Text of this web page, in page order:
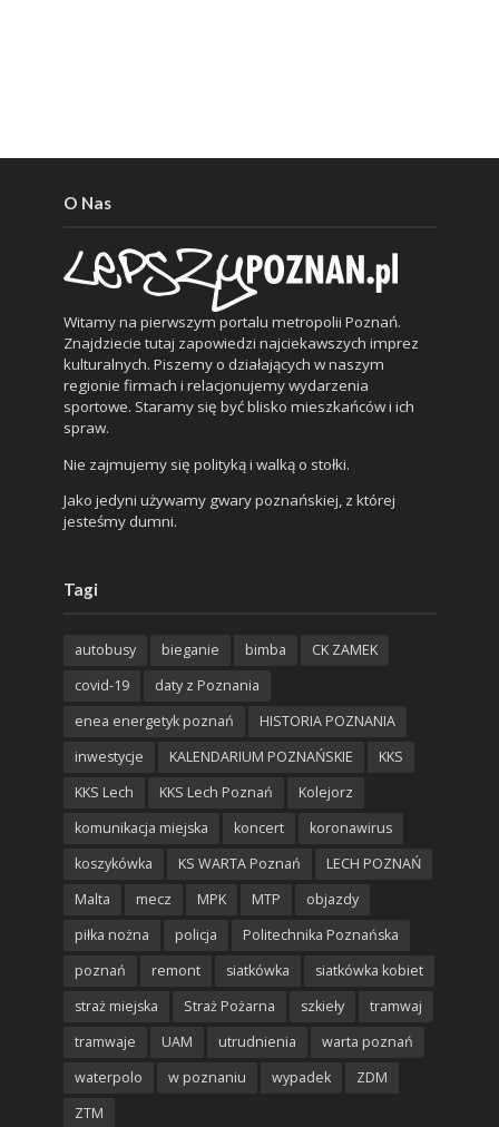
O Nas
Witamy na pierwszym portalu metropolii Poznań.
Znajdziecie tutaj zapowiedzi najciekawszych imprez
kulturalnych. Piszemy o działających w naszym
regionie firmach i relacjonujemy wydarzenia
sportowe. Staramy się być blisko mieszkańców i ich
spraw.
Nie zajmujemy się polityką i walką o stołki.
Jako jedyni używamy gwary poznańskiej, z której
jesteśmy dumni.
Tagi
autobusy bieganie bimba
CK ZAMEK
covid-19
daty z Poznania
enea energetyk poznań
HISTORIA POZNANIA
inwestycje
KALENDARIUM POZNAŃSKIE
KKS
KKS Lech
KKS Lech Poznań
Kolejorz
komunikacja miejska
koncert
koronawirus
koszykówka
KS WARTA Poznań
LECH POZNAŃ
Malta
mecz MPK MTP
objazdy
piłka nożna
policja
Politechnika Poznańska
poznań
remont siatkówka
siatkówka kobiet
straż miejska
Straż Pożarna szkieły
tramwaj
tramwaje
UAM utrudnienia
warta poznań
waterpolo
w poznaniu wypadek
ZDM
ZTM